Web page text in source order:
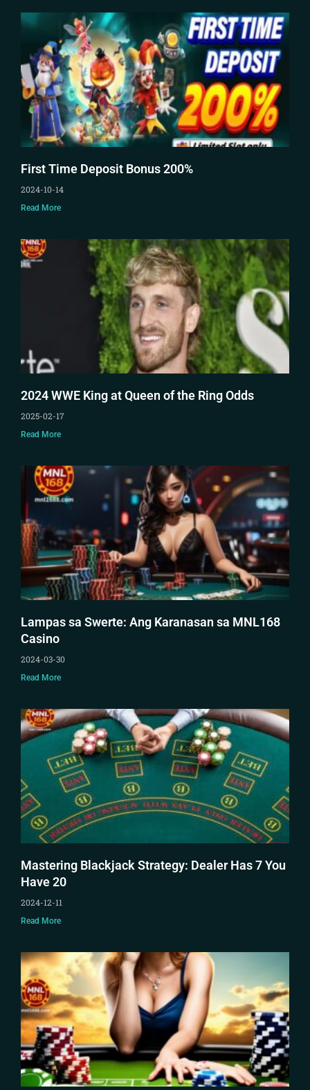
First Time Deposit Bonus 200%
2024-10-14
Read More
2024 WWE King at Queen of the Ring Odds
2025-02-17
Read More
Lampas sa Swerte: Ang Karanasan sa MNL168
Casino
2024-03-30
Read More
Mastering Blackjack Strategy: Dealer Has 7 You
Have 20
2024-12-11
Read More